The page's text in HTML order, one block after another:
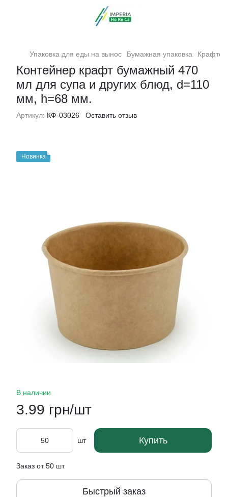
Упаковка для еды на вынос Бумажная упаковка
Контейнер крафт бумажный 470
мл для супа и других блюд, d=110
мм, h=68 мм.
Артикул: КФ-03026 Оставить отзыв
Новинка
В наличии
3.99 грн/шт
шт Купить
Заказ от 50 шт
Быстрый заказ